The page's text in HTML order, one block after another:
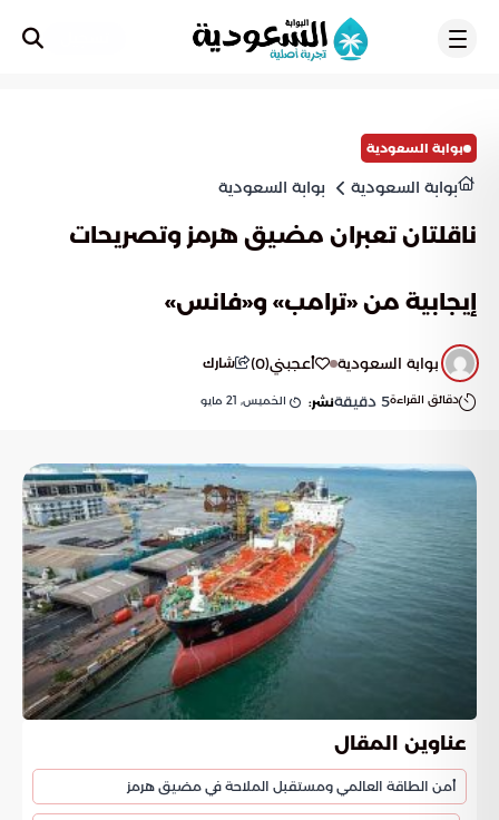
بوابة السعودية
بوابة السعودية بوابة السعودية
ناقلتان تعبران مضيق هرمز وتصريحات
إيجابية من «ترامب» و«فانس»
بوابة السعودية أعجبني(
0
) شارك
دقائق القراءة5 دقيقةنشر: الخميس, 21 مايو
عناوين المقال
أمن الطاقة العالمي ومستقبل الملاحة في مضيق هرمز